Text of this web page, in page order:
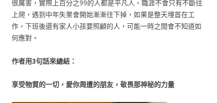
很厲害，實際上百分之99的人都是平凡人，職涯不會只有不斷往
上爬，遇到中年失業會開始漸漸往下掉，如果是整天埋首在工
作，下班後還有家人小孩要照顧的人，可能一時之間會不知道如
何應對。
作者用3句話來總結：
享受物質的一切，愛你周遭的朋友，敬畏那神秘的力量